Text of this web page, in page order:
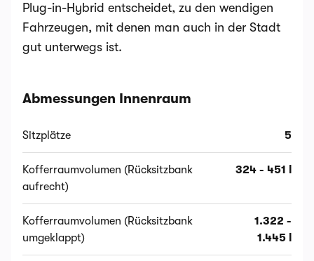
Plug-in-Hybrid entscheidet, zu den wendigen
Fahrzeugen, mit denen man auch in der Stadt
gut unterwegs ist.
Abmessungen Innenraum
Sitzplätze 5
Kofferraumvolumen (Rücksitzbank
aufrecht)
324 - 451 l
Kofferraumvolumen (Rücksitzbank
umgeklappt)
1.322 -
1.445 l